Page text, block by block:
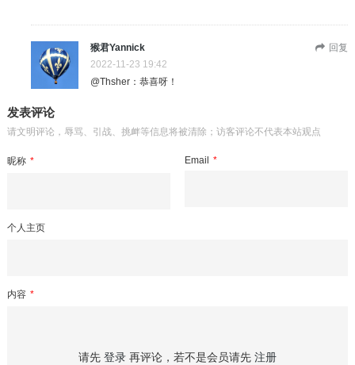
猴君Yannick
回复
2022-11-23 19:42
@Thsher：恭喜呀！
发表评论
请文明评论，辱骂、引战、挑衅等信息将被清除；访客评论不代表本站观点
昵称 * Email *
个人主页
内容 *
请先 登录再评论，若不是会员请先 注册